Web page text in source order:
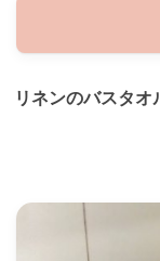
リネンのバスタオ